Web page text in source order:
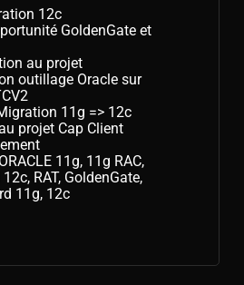
12c
GoldenGate et
au projet
outillage Oracle sur
11g => 12c
projet Cap Client
11g, 11g RAC,
RAT, GoldenGate,
11g, 12c